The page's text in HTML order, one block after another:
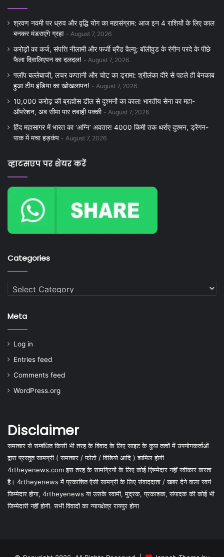
श्रवण नवमी पर ध्रुव और वृद्धि योग का महासंग्राम: आज इन 4 राशियों के लिए काल
बनकर मंडराएंगे ग्रह!
August 7, 2026
करोड़ों का कर्ज, संपत्ति नीलामी और फर्जी ब्रैंड वैल्यू: बॉलीवुड के रंगीन परदे के पीछे
फैला दिवालिएपन का दलदल!
August 7, 2026
फ्लॉप बल्लेबाजी, लचर कप्तानी और चोट का ड्रामा: श्रीलंका दौरे से पहले ही बेनकाब
हुआ टीम इंडिया का खोखलापन!
August 7, 2026
10,000 करोड़ की ब्रह्मोस डील से दुश्मनों का काल! भारतीय सेना का महा-
ऑपरेशन, अब सीमा पार तबाही पक्की
August 7, 2026
हिंद महासागर में भारत का ‘अग्नि’ अवतार! 4000 किमी तक थर्राए दुश्मन, ड्रैगन-
पाक में मचा हड़कंप
August 7, 2026
व्हाटसएप पर शेयर करें
Categories
Categories
Meta
Log in
Entries feed
Comments feed
WordPress.org
Disclaimer
समाचार से सम्बंधित किसी भी तरह के विवाद के लिए साइट के कुछ तत्वों में उपयोगकर्ताओं
द्वारा प्रस्तुत सामग्री ( समाचार / फोटो / विडियो आदि ) शामिल होगी
4rtheyenews.com इस तरह के सामग्रियों के लिए कोई ज़िम्मेदार नहीं स्वीकार करता
है। 4rtheyenews में प्रकाशित ऐसी सामग्री के लिए संवाददाता / खबर देने वाला स्वयं
जिम्मेदार होगा, 4rtheyenews या उसके स्वामी, मुद्रक, प्रकाशक, संपादक की कोई भी
जिम्मेदारी नहीं होगी. सभी विवादों का न्यायक्षेत्र रायपुर होगा